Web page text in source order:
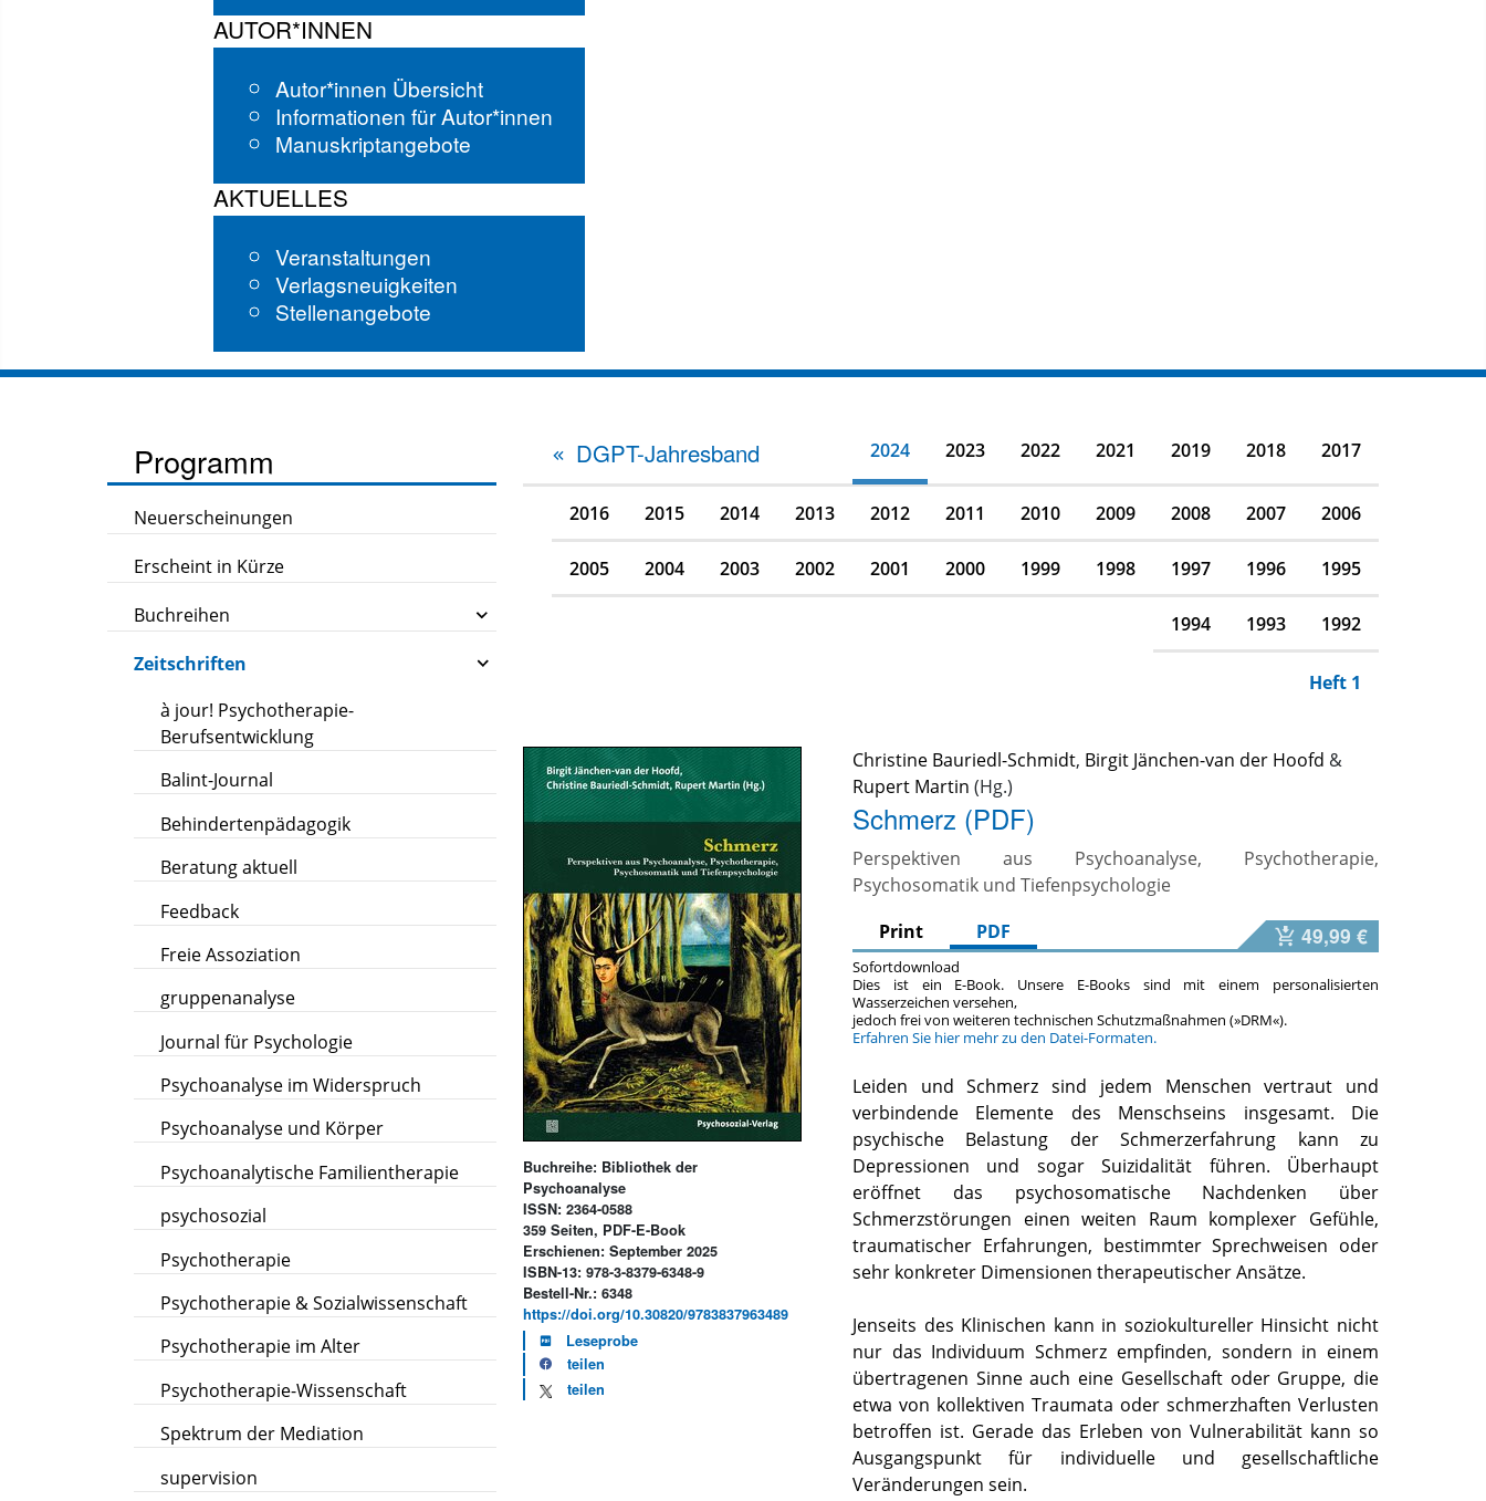
AUTOR*INNEN
Autor*innen Übersicht
Informationen für Autor*innen
Manuskriptangebote
AKTUELLES
Veranstaltungen
Verlagsneuigkeiten
Stellenangebote
Programm
Neuerscheinungen
Erscheint in Kürze
Buchreihen
Zeitschriften
à jour! Psychotherapie-
Berufsentwicklung
Balint-Journal
Behindertenpädagogik
Beratung aktuell
Feedback
Freie Assoziation
gruppenanalyse
Journal für Psychologie
Psychoanalyse im Widerspruch
Psychoanalyse und Körper
Psychoanalytische Familientherapie
psychosozial
Psychotherapie
Psychotherapie & Sozialwissenschaft
Psychotherapie im Alter
Psychotherapie-Wissenschaft
Spektrum der Mediation
supervision
DGPT-Jahresband 2024 2023 2022 2021 2019 2018 2017
2016 2015 2014 2013 2012 2011 2010 2009 2008 2007 2006
2005 2004 2003 2002 2001 2000 1999 1998 1997 1996 1995
1994 1993 1992
Heft 1
Buchreihe: Bibliothek der
Psychoanalyse
ISSN: 2364-0588
359 Seiten, PDF-E-Book
Erschienen: September 2025
ISBN-13: 978-3-8379-6348-9
Bestell-Nr.: 6348
https://doi.org/10.30820/9783837963489
Leseprobe
teilen
teilen
Christine Bauriedl-Schmidt, Birgit Jänchen-van der Hoofd &
Rupert Martin
Schmerz (PDF)
Perspektiven aus Psychoanalyse, Psychotherapie,
Psychosomatik und Tiefenpsychologie
Print
PDF 49,99 €
Sofortdownload
Dies ist ein E-Book. Unsere E-Books sind mit einem personalisierten
Wasserzeichen versehen,
jedoch frei von weiteren technischen Schutzmaßnahmen (»DRM«).
Erfahren Sie hier mehr zu den Datei-Formaten.
Leiden und Schmerz sind jedem Menschen vertraut und
verbindende Elemente des Menschseins insgesamt. Die
psychische Belastung der Schmerzerfahrung kann zu
Depressionen und sogar Suizidalität führen. Überhaupt
eröffnet das psychosomatische Nachdenken über
Schmerzstörungen einen weiten Raum komplexer Gefühle,
traumatischer Erfahrungen, bestimmter Sprechweisen oder
sehr konkreter Dimensionen therapeutischer Ansätze.
Jenseits des Klinischen kann in soziokultureller Hinsicht nicht
nur das Individuum Schmerz empfinden, sondern in einem
übertragenen Sinne auch eine Gesellschaft oder Gruppe, die
etwa von kollektiven Traumata oder schmerzhaften Verlusten
betroffen ist. Gerade das Erleben von Vulnerabilität kann so
Ausgangspunkt für individuelle und gesellschaftliche
Veränderungen sein.